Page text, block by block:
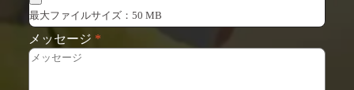
最大ファイルサイズ：50 MB
メッセージ *